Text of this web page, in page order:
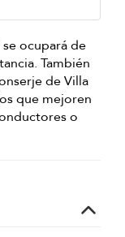
ocupará de
También
de Villa
que mejoren
o